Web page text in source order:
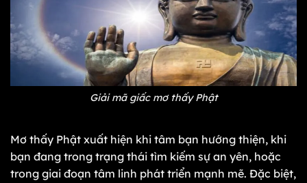
Giải mã giấc mơ thấy Phật
Mơ thấy Phật xuất hiện khi tâm bạn hướng thiện, khi
bạn đang trong trạng thái tìm kiếm sự an yên, hoặc
trong giai đoạn tâm linh phát triển mạnh mẽ. Đặc biệt,